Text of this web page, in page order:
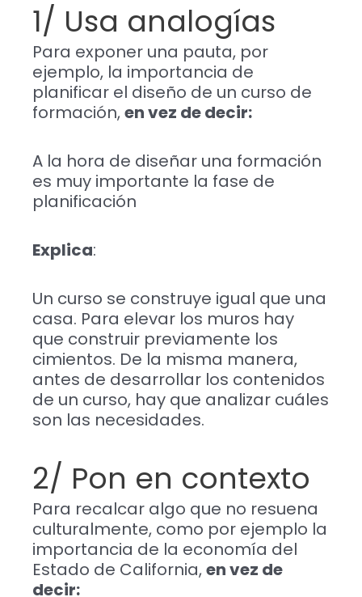
1/ Usa analogías
Para exponer una pauta, por
ejemplo, la importancia de
planificar el diseño de un curso de
formación,en vez de decir:
A la hora de diseñar una formación
es muy importante la fase de
planificación
Explica:
Un curso se construye igual que una
casa. Para elevar los muros hay
que construir previamente los
cimientos. De la misma manera,
antes de desarrollar los contenidos
de un curso, hay que analizar cuáles
son las necesidades.
2/ Pon en contexto
Para recalcar algo que no resuena
culturalmente, como por ejemplo la
importancia de la economía del
Estado de California,en vez de
decir: